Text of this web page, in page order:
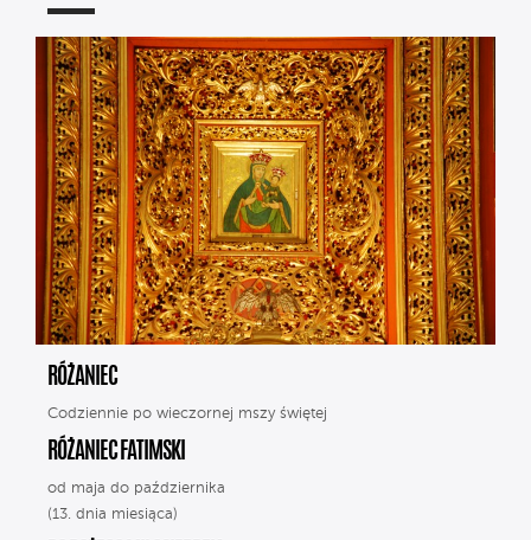
RÓŻANIEC
Codziennie po wieczornej mszy świętej
RÓŻANIEC FATIMSKI
od maja do października
(13. dnia miesiąca)